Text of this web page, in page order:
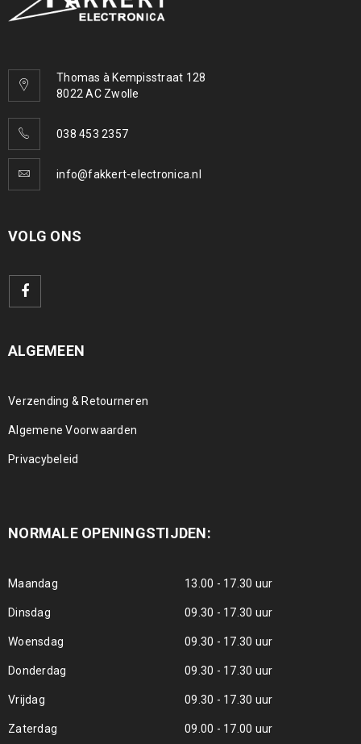
Thomas à Kempisstraat 128
8022 AC Zwolle
038 453 2357
info@fakkert-electronica.nl
VOLG ONS
ALGEMEEN
Verzending & Retourneren
Algemene Voorwaarden
Privacybeleid
NORMALE OPENINGSTIJDEN:
Maandag 13.00 - 17.30 uur
Dinsdag 09.30 - 17.30 uur
Woensdag 09.30 - 17.30 uur
Donderdag 09.30 - 17.30 uur
Vrijdag 09.30 - 17.30 uur
Zaterdag 09.00 - 17.00 uur